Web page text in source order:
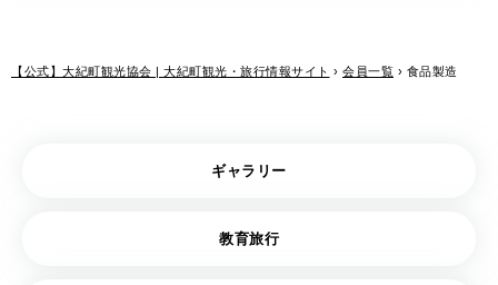
【公式】大紀町観光協会 | 大紀町観光・旅行情報サイト › 会員一覧 › 食品製造
ギャラリー
教育旅行